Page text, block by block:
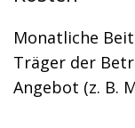
Monatliche
Träger der
Angebot (z. B.